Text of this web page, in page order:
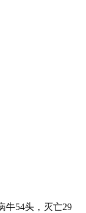
54头，灭亡29